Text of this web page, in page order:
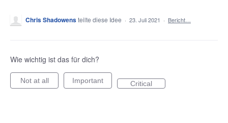
Chris Shadowensteilte diese Idee · 23. Juli 2021 · Bericht…
Wie wichtig ist das für dich?
Not at all Important Critical